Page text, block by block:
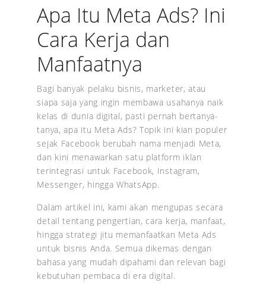
Apa Itu Meta Ads? Ini
Cara Kerja dan
Manfaatnya
Bagi banyak pelaku bisnis, marketer, atau
siapa saja yang ingin membawa usahanya naik
kelas di dunia digital, pasti pernah bertanya-
tanya, apa itu Meta Ads? Topik ini kian populer
sejak Facebook berubah nama menjadi Meta,
dan kini menawarkan satu platform iklan
terintegrasi untuk Facebook, Instagram,
Messenger, hingga WhatsApp.
Dalam artikel ini, kami akan mengupas secara
detail tentang pengertian, cara kerja, manfaat,
hingga strategi jitu memanfaatkan Meta Ads
untuk bisnis Anda. Semua dikemas dengan
bahasa yang mudah dipahami dan relevan bagi
kebutuhan pembaca di era digital.